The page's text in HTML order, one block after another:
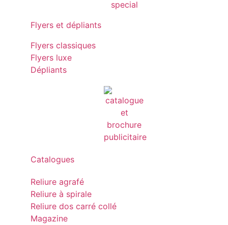
Flyers et dépliants
Flyers classiques
Flyers luxe
Dépliants
Catalogues
Reliure agrafé
Reliure à spirale
Reliure dos carré collé
Magazine